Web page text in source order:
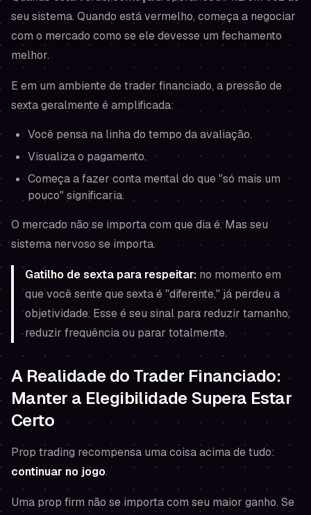
seu sistema. Quando está vermelho, começa a negociar
com o mercado como se ele devesse um fechamento
melhor.
E em um ambiente de trader financiado, a pressão de
sexta geralmente é amplificada:
Você pensa na linha do tempo da avaliação.
Visualiza o pagamento.
Começa a fazer conta mental do que "só mais um
pouco" significaria.
O mercado não se importa com que dia é. Mas seu
sistema nervoso se importa.
Gatilho de sexta para respeitar: no momento em
que vocêsenteque sexta é "diferente," já perdeu a
objetividade. Esse é seu sinal para reduzir tamanho,
reduzir frequência ou parar totalmente.
A Realidade do Trader Financiado:
Manter a Elegibilidade Supera Estar
Certo
Prop trading recompensa uma coisa acima de tudo:
continuar no jogo.
Uma prop firm não se importa com seu maior ganho. Se